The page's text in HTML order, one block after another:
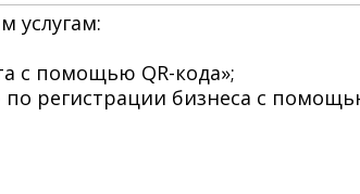
услугам:
с помощью QR-кода»;
регистрации бизнеса с